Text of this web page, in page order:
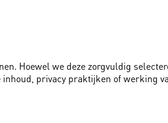
Hoewel we deze zorgvuldig
privacy praktijken of werking